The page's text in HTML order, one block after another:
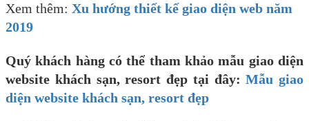
Xem thêm: Xu hướng thiết kế giao diện web năm
2019
Quý khách hàng có thể tham khảo mẫu giao diện
website khách sạn, resort đẹp tại đây: Mẫu giao
diện website khách sạn, resort đẹp